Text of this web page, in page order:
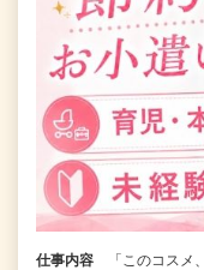
仕事内容
「このコス